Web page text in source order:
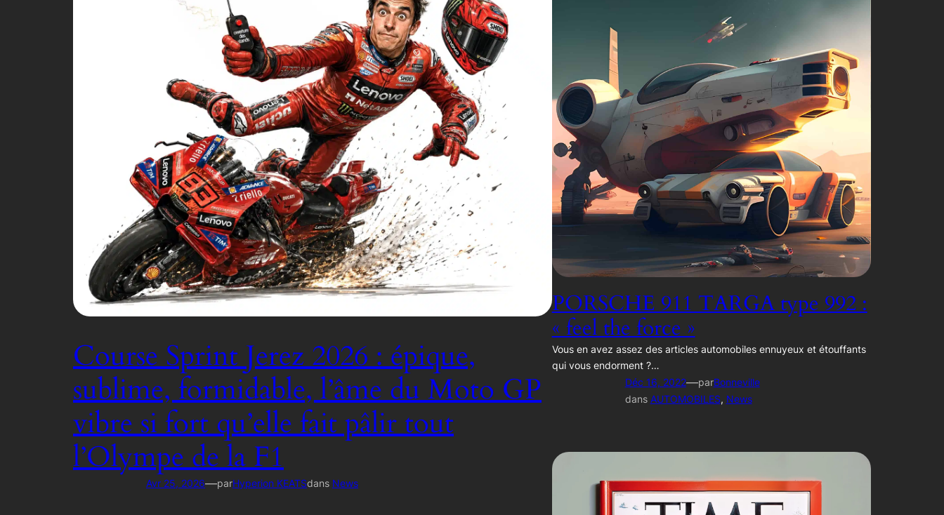
Course Sprint Jerez 2026 : épique,
sublime, formidable, l’âme du Moto GP
vibre si fort qu’elle fait pâlir tout
l’Olympe de la F1
Avr 25, 2026—parHyperion KEATSdans News
PORSCHE 911 TARGA type 992 :
« feel the force »
Vous en avez assez des articles automobiles ennuyeux et étouffants
qui vous endorment ?…
Déc 16, 2022—parBonneville
dans AUTOMOBILES, News